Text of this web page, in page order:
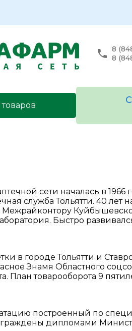
8
8
товаров
сети началась в 1966
служба Тольятти. 40 лет
Быстро
в городе Тольятти и
Знамя Областного
План товарооборота 9
построенный по
дипломами